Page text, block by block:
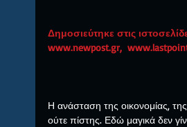
Δημοσιεύτηκε στις
www.newpost.gr,
Η ανάσταση της οικονομίας,
ούτε πίστης. Εδώ μαγικά δεν